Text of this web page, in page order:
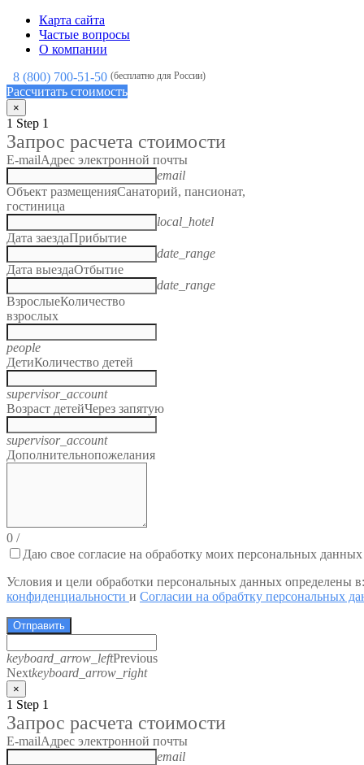
Карта сайта
Частые вопросы
О компании
8 (800) 700-51-50 (бесплатно для России)
Рассчитать стоимость
×
1 Step 1
Запрос расчета стоимости
E-mailАдрес электронной почты
email
Объект размещенияСанаторий, пансионат,
гостиница
local_hotel
Дата заездаПрибытие
date_range
Дата выездаОтбытие
date_range
ВзрослыеКоличество
взрослых
people
ДетиКоличество детей
supervisor_account
Возраст детейЧерез запятую
supervisor_account
Дополнительнопожелания
0 /
Даю свое согласие на обработку моих персональных данных
Условия и цели обработки персональных данных определены
конфиденциальности и Согласии на обрабтку персональных
Отправить
keyboard_arrow_leftPrevious
Nextkeyboard_arrow_right
×
1 Step 1
Запрос расчета стоимости
E-mailАдрес электронной почты
email